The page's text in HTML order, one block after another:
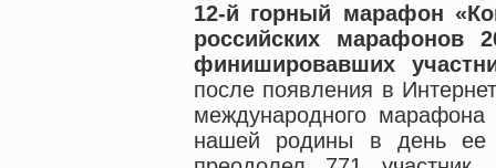
12-й горный марафон
российских марафонов
финишировавших
после появления в
международного
нашей родины в день